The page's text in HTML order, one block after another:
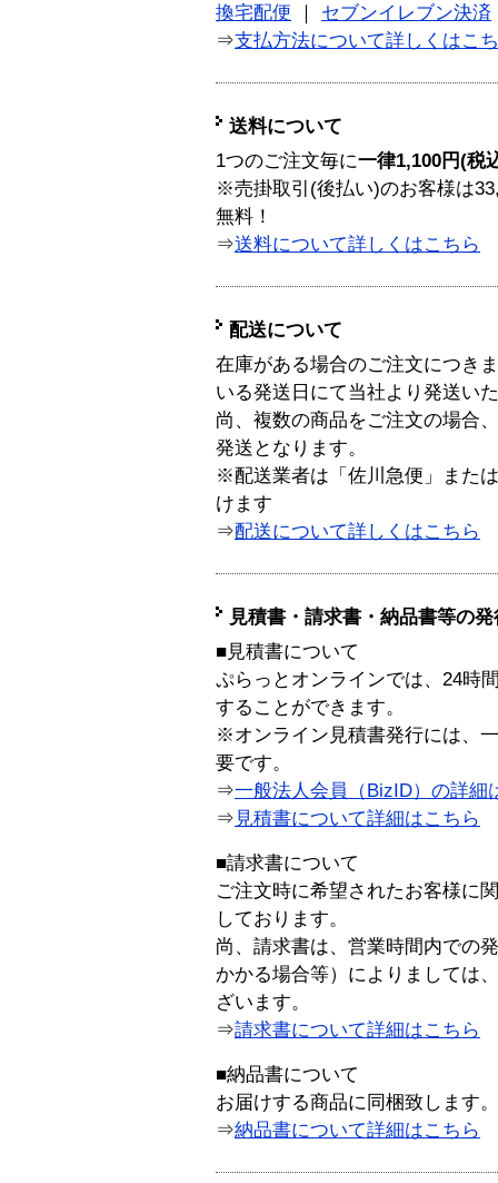
換宅配便
セブンイレブン決済
⇒支払方法について詳しくはこ
送料について
1つのご注文毎に一律1,100円(税
※売掛取引(後払い)のお客様は
無料！
⇒送料について詳しくはこちら
配送について
在庫がある場合のご注文につき
いる発送日にて当社より発送い
尚、複数の商品をご注文の場合
発送となります。
※配送業者は「佐川急便」また
けます
⇒配送について詳しくはこちら
見積書・請求書・納品書等の
■見積書について
ぷらっとオンラインでは、24時
することができます。
※オンライン見積書発行には、
要です。
⇒一般法人会員（BizID）の詳細
⇒ 見積書について詳細はこちら
■請求書について
ご注文時に希望されたお客様に
しております。
尚、請求書は、営業時間内での
かかる場合等）によりましては
ざいます。
⇒請求書について詳細はこちら
■納品書について
お届けする商品に同梱致します。
⇒納品書について詳細はこちら